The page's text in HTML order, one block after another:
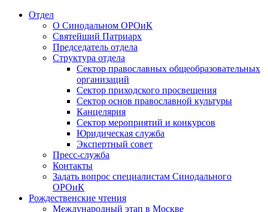
Отдел
О Синодальном ОРОиК
Святейший Патриарх
Председатель отдела
Структура отдела
Сектор православных общеобразовательных
организаций
Сектор приходского просвещения
Сектор основ православной культуры
Канцелярия
Сектор мероприятий и конкурсов
Юридическая служба
Экспертный совет
Пресс-служба
Контакты
Задать вопрос специалистам Синодального
ОРОиК
Рождественские чтения
Международный этап в Москве